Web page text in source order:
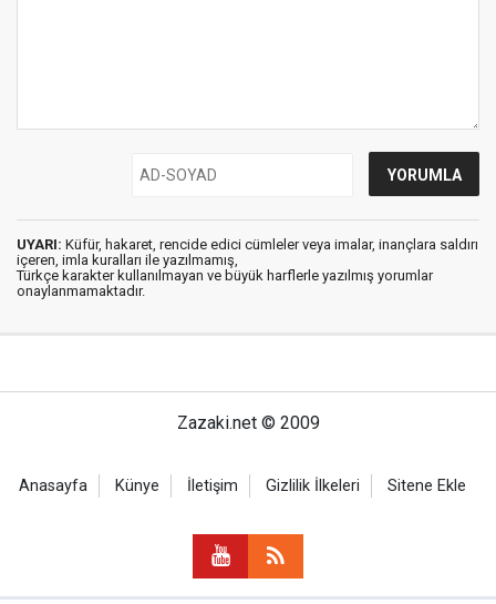
UYARI: Küfür, hakaret, rencide edici cümleler veya imalar, inançlara saldırı
içeren, imla kuralları ile yazılmamış,
Türkçe karakter kullanılmayan ve büyük harflerle yazılmış yorumlar
onaylanmamaktadır.
Zazaki.net © 2009
Anasayfa Künye İletişim Gizlilik İlkeleri Sitene Ekle